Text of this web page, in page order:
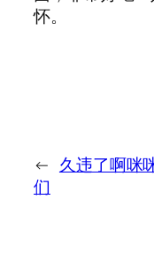
怀。
← 久违了啊咪
们